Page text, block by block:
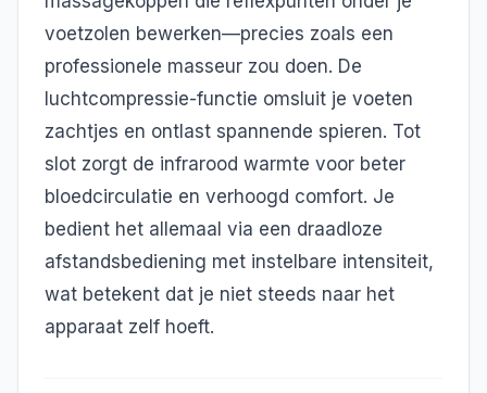
voetzolen bewerken—precies zoals een
professionele masseur zou doen. De
luchtcompressie-functie omsluit je voeten
zachtjes en ontlast spannende spieren. Tot
slot zorgt de infrarood warmte voor beter
bloedcirculatie en verhoogd comfort. Je
bedient het allemaal via een draadloze
afstandsbediening met instelbare intensiteit,
wat betekent dat je niet steeds naar het
apparaat zelf hoeft.